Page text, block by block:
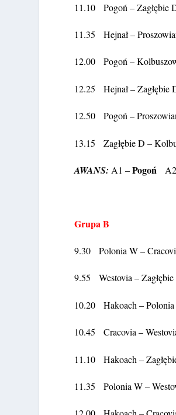
11.10 Pogoń –
11.35 Hejnał –
12.00 Pogoń –
12.25 Hejnał –
12.50 Pogoń –
13.15 Zagłębie D –
AWANS: A1 –Pogoń
Grupa B
9.30 Polonia W –
9.55 Westovia –
10.20 Hakoach –
10.45 Cracovia –
11.10 Hakoach –
11.35 Polonia W –